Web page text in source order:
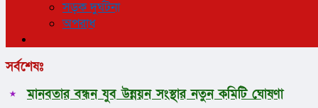
সড়ক দুর্ঘটনা
অপরাধ
সর্বশেষঃ
মানবতার বন্ধন যুব উন্নয়ন সংস্থার নতুন কমিটি ঘোষণা